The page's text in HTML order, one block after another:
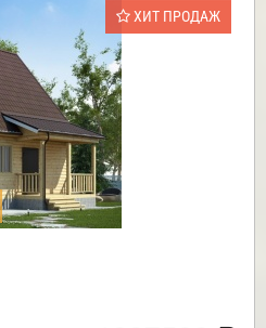
ХИТ ПРОДАЖ